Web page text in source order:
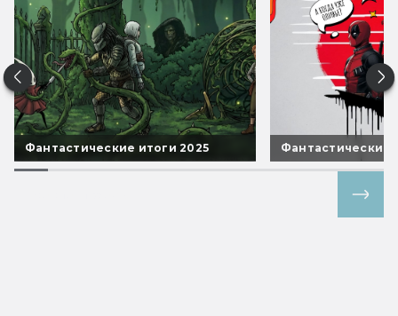
Фантастические итоги 2025 Фантастические